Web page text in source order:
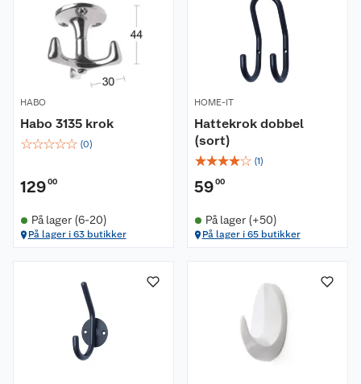
HABO
Habo 3135 krok
☆☆☆☆☆ (0)
12900
På lager (6-20)
På lager i 63 butikker
HOME-IT
Hattekrok dobbel
(sort)
☆☆☆☆☆ (1)
5900
På lager (+50)
På lager i 65 butikker